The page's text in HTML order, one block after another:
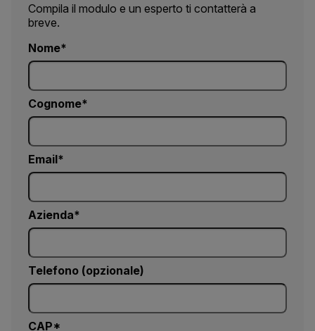
Compila il modulo e un esperto ti contatterà a
breve.
Nome
Cognome
Email
Azienda
Telefono (opzionale)
CAP*